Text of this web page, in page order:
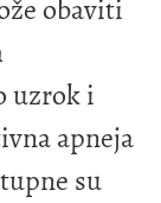
obaviti
uzrok i
apneja
su